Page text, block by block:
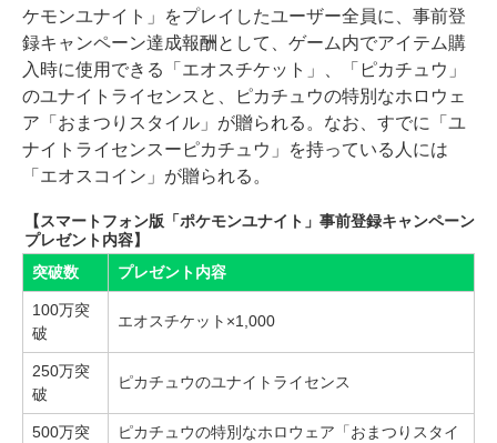
ケモンユナイト」をプレイしたユーザー全員に、事前登
録キャンペーン達成報酬として、ゲーム内でアイテム購
入時に使用できる「エオスチケット」、「ピカチュウ」
のユナイトライセンスと、ピカチュウの特別なホロウェ
ア「おまつりスタイル」が贈られる。なお、すでに「ユ
ナイトライセンスーピカチュウ」を持っている人には
「エオスコイン」が贈られる。
【スマートフォン版「ポケモンユナイト」事前登録キャンペーン
プレゼント内容】
突破数
プレゼント内容
100万突
破
エオスチケット×1,000
250万突
破
ピカチュウのユナイトライセンス
500万突 ピカチュウの特別なホロウェア「おまつりスタイ